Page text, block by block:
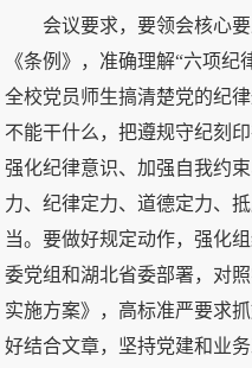
会议要求，要领会核心
《条例》，准确理解“六项
全校党员师生搞清楚党的纪
不能干什么，把遵规守纪刻
强化纪律意识、加强自我约
力、纪律定力、道德定力、
当。要做好规定动作，强化
委党组和湖北省委部署，对
实施方案》，高标准严要求
好结合文章，坚持党建和业